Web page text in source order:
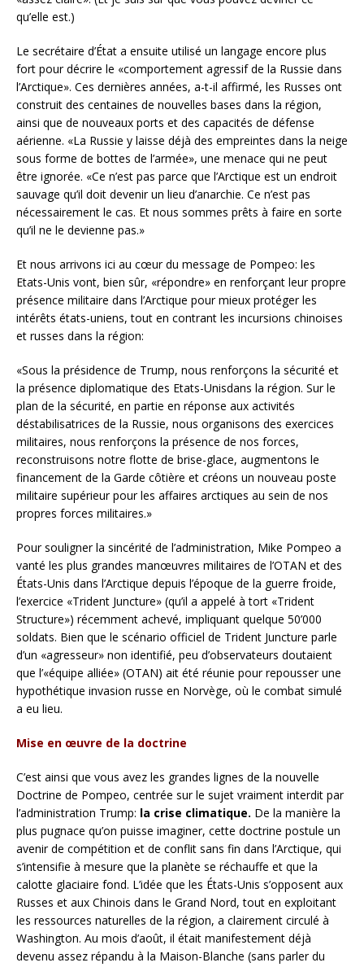
qu’elle est.)
Le secrétaire d’État a ensuite utilisé un langage encore plus
fort pour décrire le «comportement agressif de la Russie dans
l’Arctique». Ces dernières années, a-t-il affirmé, les Russes ont
construit des centaines de nouvelles bases dans la région,
ainsi que de nouveaux ports et des capacités de défense
aérienne. «La Russie y laisse déjà des empreintes dans la neige
sous forme de bottes de l’armée», une menace qui ne peut
être ignorée. «Ce n’est pas parce que l’Arctique est un endroit
sauvage qu’il doit devenir un lieu d’anarchie. Ce n’est pas
nécessairement le cas. Et nous sommes prêts à faire en sorte
qu’il ne le devienne pas.»
Et nous arrivons ici au cœur du message de Pompeo: les
Etats-Unis vont, bien sûr, «répondre» en renforçant leur propre
présence militaire dans l’Arctique pour mieux protéger les
intérêts états-uniens, tout en contrant les incursions chinoises
et russes dans la région:
«Sous la présidence de Trump, nous renforçons la sécurité et
la présence diplomatique des Etats-Unisdans la région. Sur le
plan de la sécurité, en partie en réponse aux activités
déstabilisatrices de la Russie, nous organisons des exercices
militaires, nous renforçons la présence de nos forces,
reconstruisons notre flotte de brise-glace, augmentons le
financement de la Garde côtière et créons un nouveau poste
militaire supérieur pour les affaires arctiques au sein de nos
propres forces militaires.»
Pour souligner la sincérité de l’administration, Mike Pompeo a
vanté les plus grandes manœuvres militaires de l’OTAN et des
États-Unis dans l’Arctique depuis l’époque de la guerre froide,
l’exercice «Trident Juncture» (qu’il a appelé à tort «Trident
Structure») récemment achevé, impliquant quelque 50’000
soldats. Bien que le scénario officiel de Trident Juncture parle
d’un «agresseur» non identifié, peu d’observateurs doutaient
que l’«équipe alliée» (OTAN) ait été réunie pour repousser une
hypothétique invasion russe en Norvège, où le combat simulé
a eu lieu.
Mise en œuvre de la doctrine
C’est ainsi que vous avez les grandes lignes de la nouvelle
Doctrine de Pompeo, centrée sur le sujet vraiment interdit par
l’administration Trump: la crise climatique. De la manière la
plus pugnace qu’on puisse imaginer, cette doctrine postule un
avenir de compétition et de conflit sans fin dans l’Arctique, qui
s’intensifie à mesure que la planète se réchauffe et que la
calotte glaciaire fond. L’idée que les États-Unis s’opposent aux
Russes et aux Chinois dans le Grand Nord, tout en exploitant
les ressources naturelles de la région, a clairement circulé à
Washington. Au mois d’août, il était manifestement déjà
devenu assez répandu à la Maison-Blanche (sans parler du